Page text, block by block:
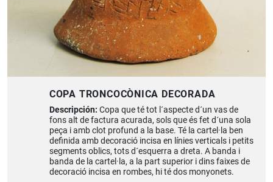
COPA TRONCOCÒNICA DECORADA
Descripción: Copa que té tot l´aspecte d´un vas de
fons alt de factura acurada, sols que és fet d´una sola
peça i amb clot profund a la base. Té la cartel·la ben
definida amb decoració incisa en línies verticals i petits
segments oblics, tots d´esquerra a dreta. A banda i
banda de la cartel·la, a la part superior i dins faixes de
decoració incisa en rombes, hi té dos monyonets.